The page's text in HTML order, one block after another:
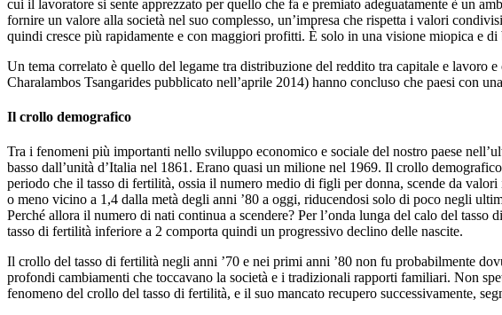
cui il lavoratore si sente apprezzato per quello che fa e premiato adeguatamente è un
fornire un valore alla società nel suo complesso, un’impresa che rispetta i valori
quindi cresce più rapidamente e con maggiori profitti. È solo in una visione miopica e
Un tema correlato è quello del legame tra distribuzione del reddito tra capitale e
Charalambos Tsangarides pubblicato nell’aprile 2014) hanno concluso che paesi con
Il crollo demografico
Tra i fenomeni più importanti nello sviluppo economico e sociale del nostro paese
basso dall’unità d’Italia nel 1861. Erano quasi un milione nel 1969. Il crollo
periodo che il tasso di fertilità, ossia il numero medio di figli per donna, scende da
o meno vicino a 1,4 dalla metà degli anni ’80 a oggi, riducendosi solo di poco negli
Perché allora il numero di nati continua a scendere? Per l’onda lunga del calo del
tasso di fertilità inferiore a 2 comporta quindi un progressivo declino delle nascite.
Il crollo del tasso di fertilità negli anni ’70 e nei primi anni ’80 non fu probabilmente
profondi cambiamenti che toccavano la società e i tradizionali rapporti familiari. Non
fenomeno del crollo del tasso di fertilità, e il suo mancato recupero successivamente,